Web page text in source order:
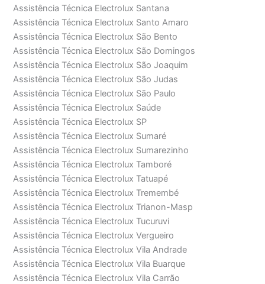
Assistência Técnica Electrolux Santana
Assistência Técnica Electrolux Santo Amaro
Assistência Técnica Electrolux São Bento
Assistência Técnica Electrolux São Domingos
Assistência Técnica Electrolux São Joaquim
Assistência Técnica Electrolux São Judas
Assistência Técnica Electrolux São Paulo
Assistência Técnica Electrolux Saúde
Assistência Técnica Electrolux SP
Assistência Técnica Electrolux Sumaré
Assistência Técnica Electrolux Sumarezinho
Assistência Técnica Electrolux Tamboré
Assistência Técnica Electrolux Tatuapé
Assistência Técnica Electrolux Tremembé
Assistência Técnica Electrolux Trianon-Masp
Assistência Técnica Electrolux Tucuruvi
Assistência Técnica Electrolux Vergueiro
Assistência Técnica Electrolux Vila Andrade
Assistência Técnica Electrolux Vila Buarque
Assistência Técnica Electrolux Vila Carrão